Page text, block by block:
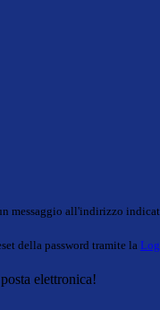
messaggio all'indirizzo
della password tramite la
elettronica!